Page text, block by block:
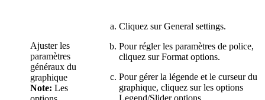
Ajuster les
paramètres
généraux du
graphique
Note: Les
Cliquez surGeneral settings.
Pour régler les paramètres de police,
cliquez surFormat options.
Pour gérer la légende et le curseur du
graphique, cliquez sur les options
Legend/Slider options.